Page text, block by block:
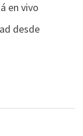
en vivo
desde